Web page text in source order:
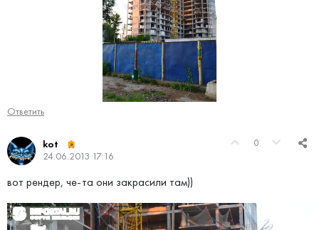
Ответить
0
kot
24.06.2013 17:16
вот рендер, че-та они закрасили там))